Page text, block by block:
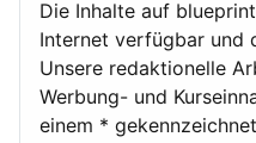
Die Inhalte auf
Internet verfügbar und
Unsere redaktionelle
Werbung- und
einem *